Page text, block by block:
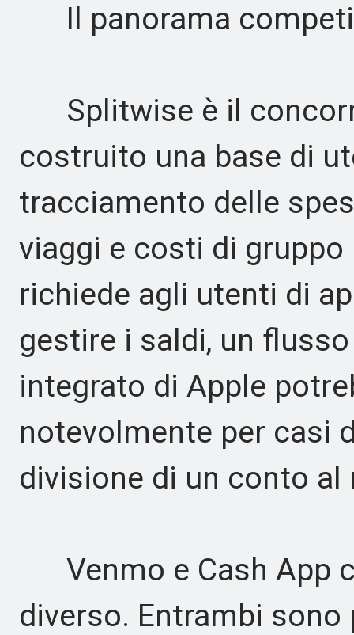
Il panorama
Splitwise è il
costruito una base di
tracciamento delle
viaggi e costi di
richiede agli utenti di
gestire i saldi, un
integrato di Apple
notevolmente per casi
divisione di un conto al
Venmo e Cash App
diverso. Entrambi